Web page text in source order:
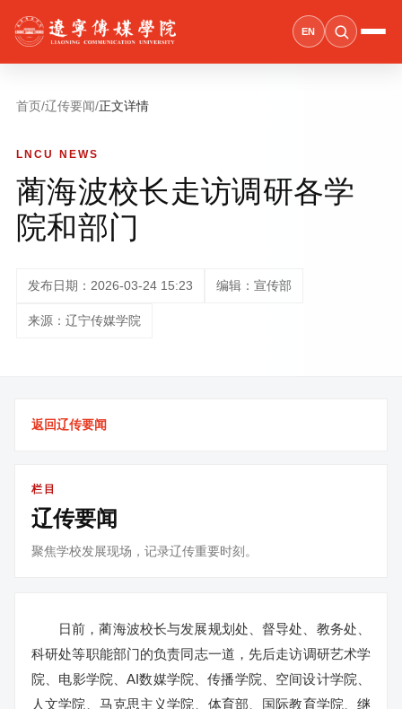
EN
首页/辽传要闻/正文详情
LNCU NEWS
蔺海波校长走访调研各学
院和部门
发布日期：2026-03-24 15:23 编辑：宣传部
来源：辽宁传媒学院
返回辽传要闻
栏目
辽传要闻
聚焦学校发展现场，记录辽传重要时刻。
日前，蔺海波校长与发展规划处、督导处、教务处、
科研处等职能部门的负责同志一道，先后走访调研艺术学
院、电影学院、AI数媒学院、传播学院、空间设计学院、
人文学院、马克思主义学院、体育部、国际教育学院、继